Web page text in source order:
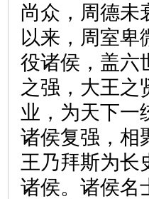
尚众，周德未
以来，周室卑
役诸侯，盖六
之强，大王之
业，为天下一
诸侯复强，相
王乃拜斯为长
诸侯。诸侯名